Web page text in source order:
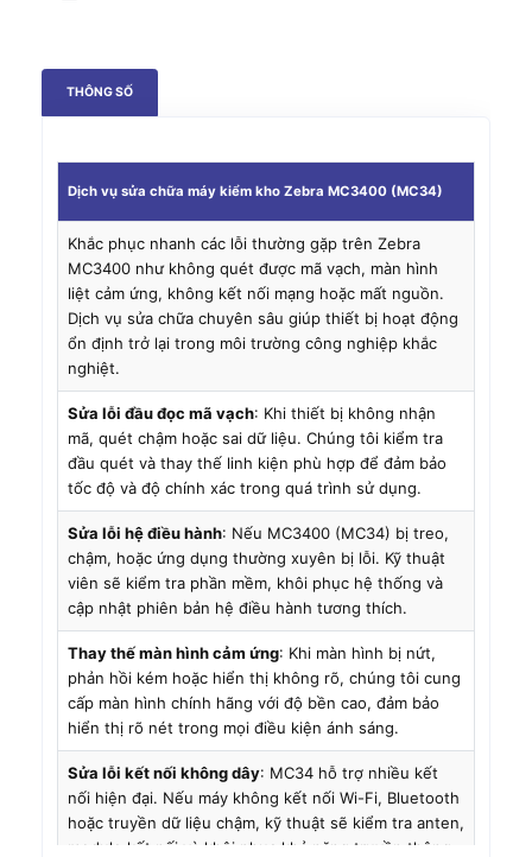
THÔNG SỐ
Dịch vụ sửa chữa máy kiểm kho Zebra MC3400 (MC34)
Khắc phục nhanh các lỗi thường gặp trên Zebra
MC3400 như không quét được mã vạch, màn hình
liệt cảm ứng, không kết nối mạng hoặc mất nguồn.
Dịch vụ sửa chữa chuyên sâu giúp thiết bị hoạt động
ổn định trở lại trong môi trường công nghiệp khắc
nghiệt.
Sửa lỗi đầu đọc mã vạch: Khi thiết bị không nhận
mã, quét chậm hoặc sai dữ liệu. Chúng tôi kiểm tra
đầu quét và thay thế linh kiện phù hợp để đảm bảo
tốc độ và độ chính xác trong quá trình sử dụng.
Sửa lỗi hệ điều hành: Nếu MC3400 (MC34) bị treo,
chậm, hoặc ứng dụng thường xuyên bị lỗi. Kỹ thuật
viên sẽ kiểm tra phần mềm, khôi phục hệ thống và
cập nhật phiên bản hệ điều hành tương thích.
Thay thế màn hình cảm ứng: Khi màn hình bị nứt,
phản hồi kém hoặc hiển thị không rõ, chúng tôi cung
cấp màn hình chính hãng với độ bền cao, đảm bảo
hiển thị rõ nét trong mọi điều kiện ánh sáng.
Sửa lỗi kết nối không dây: MC34 hỗ trợ nhiều kết
nối hiện đại. Nếu máy không kết nối Wi-Fi, Bluetooth
hoặc truyền dữ liệu chậm, kỹ thuật sẽ kiểm tra anten,
module kết nối và khôi phục khả năng truyền thông.